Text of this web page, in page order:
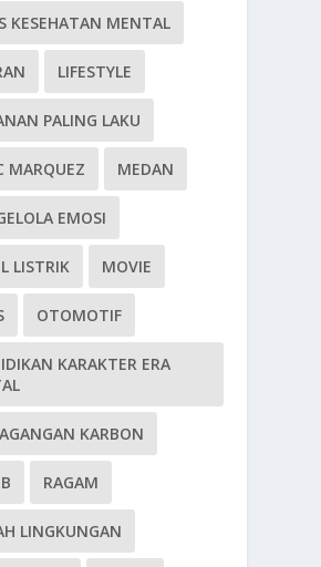
KESEHATAN MENTAL
LIFESTYLE
PALING LAKU
MARQUEZ MEDAN
EMOSI
LISTRIK MOVIE
OTOMOTIF
KARAKTER ERA
KARBON
RAGAM
LINGKUNGAN